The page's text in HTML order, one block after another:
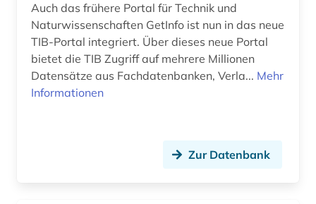
Auch das frühere Portal für Technik und
Naturwissenschaften GetInfo ist nun in das neue
TIB-Portal integriert. Über dieses neue Portal
bietet die TIB Zugriff auf mehrere Millionen
Datensätze aus Fachdatenbanken, Verla... Mehr
Informationen
Zur Datenbank